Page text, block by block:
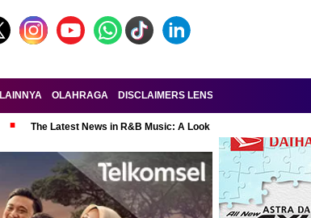
LAINNYA OLAHRAGA DISCLAIMERS LENSA-RAKYAT.COM
The Latest News in R&B Music: A Look at Super Bowl